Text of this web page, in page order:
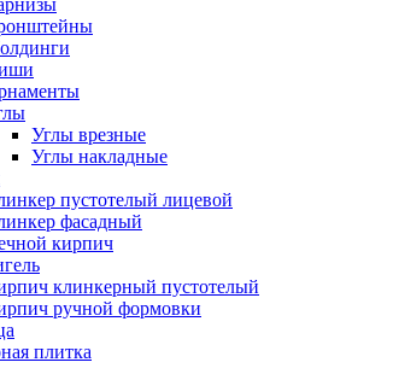
Углы врезные
Углы накладные
пустотелый лицевой
фасадный
кирпич
клинкерный пустотелый
ручной формовки
плитка